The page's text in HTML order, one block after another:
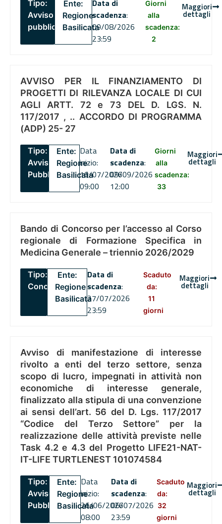
Tipo:
Avviso
pubblico
Ente:
Regione
Basilicata
Data di
scadenza:
09/08/2026
23:59
Giorni
alla
scadenza:
2
Maggiori
dettagli
AVVISO PER IL FINANZIAMENTO DI
PROGETTI DI RILEVANZA LOCALE DI CUI
AGLI ARTT. 72 e 73 DEL D. LGS. N.
117/2017 , .. ACCORDO DI PROGRAMMA
(ADP) 25- 27
Tipo:
Avviso
Pubblico
Ente:
Regione
Basilicata
Data
inizio:
16/07/2026
09:00
Data di
scadenza:
09/09/2026
12:00
Giorni
alla
scadenza:
33
Maggiori
dettagli
Bando di Concorso per l’accesso al Corso
regionale di Formazione Specifica in
Medicina Generale – triennio 2026/2029
Tipo:
Concorsi
Ente:
Regione
Basilicata
Data di
scadenza:
27/07/2026
23:59
Scaduto
da:
11
giorni
Maggiori
dettagli
Avviso di manifestazione di interesse
rivolto a enti del terzo settore, senza
scopo di lucro, impegnati in attività non
economiche di interesse generale,
finalizzato alla stipula di una convenzione
ai sensi dell’art. 56 del D. Lgs. 117/2017
“Codice del Terzo Settore” per la
realizzazione delle attività previste nelle
Task 4.2 e 4.3 del Progetto LIFE21-NAT-
IT-LIFE TURTLENEST 101074584
Tipo:
Avviso
Pubblico
Ente:
Regione
Basilicata
Data
inizio:
26/06/2026
08:00
Data di
scadenza:
06/07/2026
23:59
Scaduto
da:
32
giorni
Maggiori
dettagli